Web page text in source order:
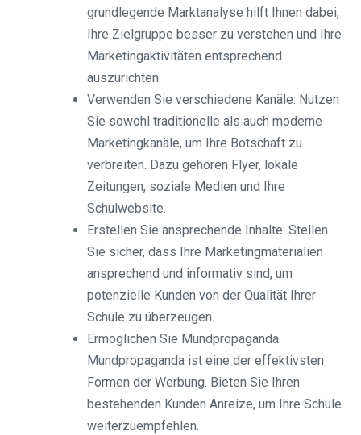
grundlegende Marktanalyse hilft Ihnen dabei,
Ihre Zielgruppe besser zu verstehen und Ihre
Marketingaktivitäten entsprechend
auszurichten.
Verwenden Sie verschiedene Kanäle: Nutzen
Sie sowohl traditionelle als auch moderne
Marketingkanäle, um Ihre Botschaft zu
verbreiten. Dazu gehören Flyer, lokale
Zeitungen, soziale Medien und Ihre
Schulwebsite.
Erstellen Sie ansprechende Inhalte: Stellen
Sie sicher, dass Ihre Marketingmaterialien
ansprechend und informativ sind, um
potenzielle Kunden von der Qualität Ihrer
Schule zu überzeugen.
Ermöglichen Sie Mundpropaganda:
Mundpropaganda ist eine der effektivsten
Formen der Werbung. Bieten Sie Ihren
bestehenden Kunden Anreize, um Ihre Schule
weiterzuempfehlen.